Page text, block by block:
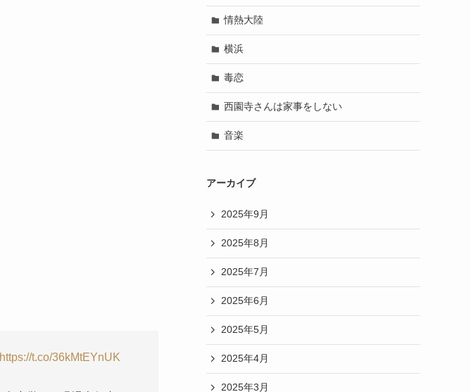
https://t.co/36kMtEYnUK
情熱大陸
横浜
毒恋
西園寺さんは家事をしない
音楽
アーカイブ
2025年9月
2025年8月
2025年7月
2025年6月
2025年5月
2025年4月
2025年3月